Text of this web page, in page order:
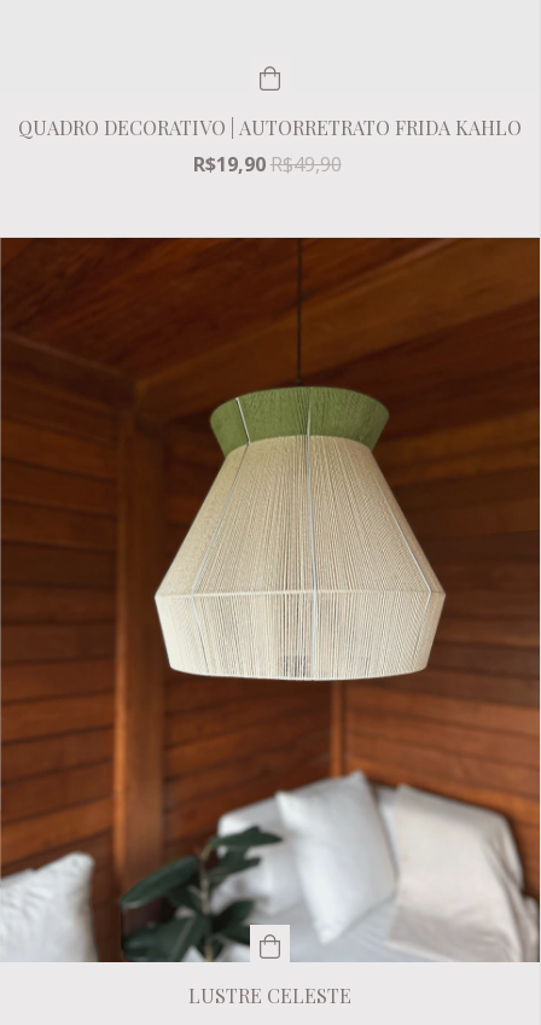
QUADRO DECORATIVO | AUTORRETRATO FRIDA KAHLO
R$19,90R$49,90
LUSTRE CELESTE